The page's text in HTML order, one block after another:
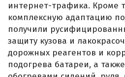
интернет-трафика. Кроме
комплексную адаптацию
получили
защиту кузова и
дорожных реагентов и
подогрева батареи, а